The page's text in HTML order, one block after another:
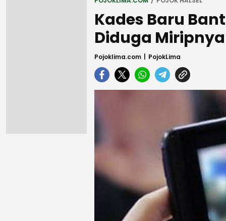
Kades Baru
Diduga Miripnya
Pojoklima.com PojokLima